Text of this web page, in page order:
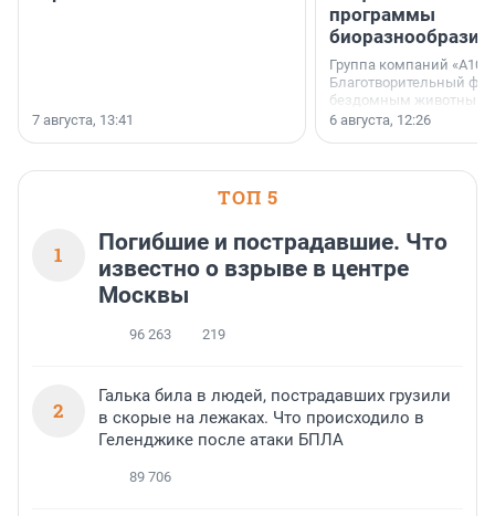
7 августа, 13:41
программы
биоразнообразия
Группа компаний
Благотворительный
бездомным животным
заключили соглашение
6 августа, 12:26
ТОП 5
1
Погибшие и пострадавшие. Что
известно о взрыве в центре
Москвы
96 263 219
2
Галька била в людей, пострадавших грузили
в скорые на лежаках. Что происходило в
Геленджике после атаки БПЛА
89 706